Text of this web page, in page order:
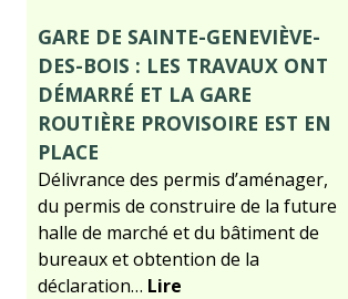
GARE DE SAINTE-GENEVIÈVE-
DES-BOIS : LES TRAVAUX ONT
DÉMARRÉ ET LA GARE
ROUTIÈRE PROVISOIRE EST EN
PLACE
Délivrance des permis d’aménager,
du permis de construire de la future
halle de marché et du bâtiment de
bureaux et obtention de la
déclaration… Lire